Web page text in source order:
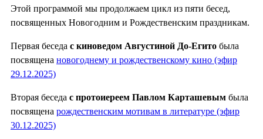
Этой программой мы продолжаем цикл из пяти бесед,
посвященных Новогодним и Рождественским праздникам.
Первая беседа с киноведом Августиной До-Егито была
посвящена новогоднему и рождественскому кино (эфир
29.12.2025)
Вторая беседа с протоиереем Павлом Карташевым была
посвящена рождественским мотивам в литературе (эфир
30.12.2025)